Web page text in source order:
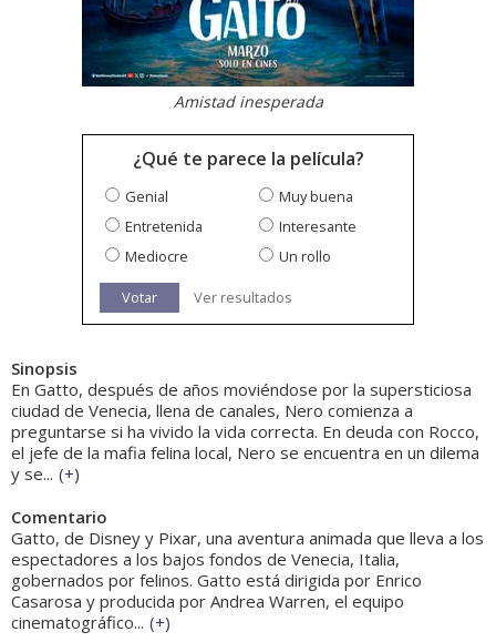
Amistad inesperada
¿Qué te parece la película?
Genial
Muy buena
Entretenida
Interesante
Mediocre
Un rollo
Votar Ver resultados
Sinopsis
En Gatto, después de años moviéndose por la supersticiosa
ciudad de Venecia, llena de canales, Nero comienza a
preguntarse si ha vivido la vida correcta. En deuda con Rocco,
el jefe de la mafia felina local, Nero se encuentra en un dilema
y se... (+)
Comentario
Gatto, de Disney y Pixar, una aventura animada que lleva a los
espectadores a los bajos fondos de Venecia, Italia,
gobernados por felinos. Gatto está dirigida por Enrico
Casarosa y producida por Andrea Warren, el equipo
cinematográfico... (+)